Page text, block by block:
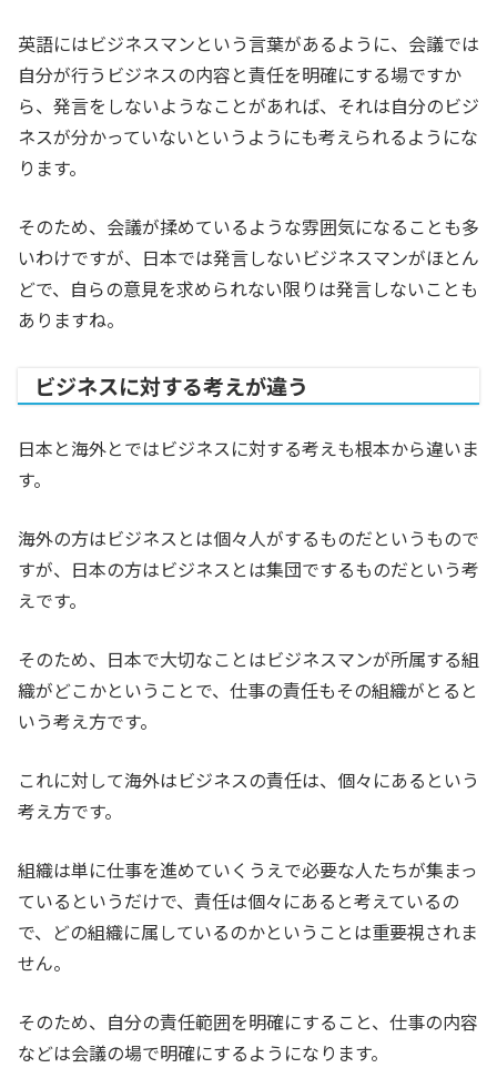
英語にはビジネスマンという言葉があるように、会議では
自分が行うビジネスの内容と責任を明確にする場ですか
ら、発言をしないようなことがあれば、それは自分のビジ
ネスが分かっていないというようにも考えられるようにな
ります。
そのため、会議が揉めているような雰囲気になることも多
いわけですが、日本では発言しないビジネスマンがほとん
どで、自らの意見を求められない限りは発言しないことも
ありますね。
ビジネスに対する考えが違う
日本と海外とではビジネスに対する考えも根本から違いま
す。
海外の方はビジネスとは個々人がするものだというもので
すが、日本の方はビジネスとは集団でするものだという考
えです。
そのため、日本で大切なことはビジネスマンが所属する組
織がどこかということで、仕事の責任もその組織がとると
いう考え方です。
これに対して海外はビジネスの責任は、個々にあるという
考え方です。
組織は単に仕事を進めていくうえで必要な人たちが集まっ
ているというだけで、責任は個々にあると考えているの
で、どの組織に属しているのかということは重要視されま
せん。
そのため、自分の責任範囲を明確にすること、仕事の内容
などは会議の場で明確にするようになります。